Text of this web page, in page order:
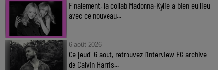
Finalement, la collab Madonna-Kylie a bien eu lieu
avec ce nouveau...
6 août 2026
Ce jeudi 6 aout, retrouvez l'interview FG archive
de Calvin Harris...